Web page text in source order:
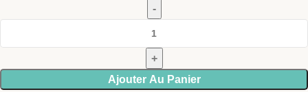
Ajouter Au Panier